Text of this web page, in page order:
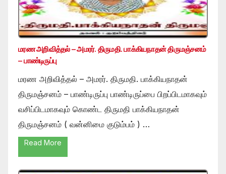
மரண அறிவித்தல் – அமரர். திருமதி. பாக்கியநாதன் திருமஞ்சனம்
– பாண்டிருப்பு
மரண அறிவித்தல் – அமரர். திருமதி. பாக்கியநாதன்
திருமஞ்சனம் – பாண்டிருப்பு பாண்டிருப்பை பிறப்பிடமாகவும்
வசிப்பிடமாகவும் கொண்ட திருமதி பாக்கியநாதன்
திருமஞ்சனம் ( வன்னிமை குடும்பம் ) …
Read More